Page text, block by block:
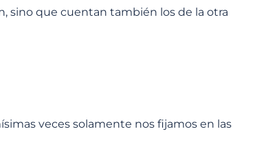
sino que cuentan también los de la otra
veces solamente nos fijamos en las